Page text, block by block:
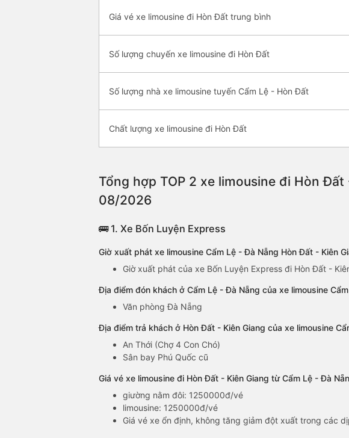
Giá vé xe limousine đi Hòn Đất trung bình
Số lượng chuyến xe limousine đi Hòn Đất
Số lượng nhà xe limousine tuyến Cẩm Lệ - Hòn Đất
Chất lượng xe limousine đi Hòn Đất
Tổng hợp TOP 2 xe limousine đi Hòn
08/2026
🚌 1. Xe Bốn Luyện Express
Giờ xuất phát xe limousine Cẩm Lệ - Đà Nẵng Hòn Đất - Kiên
Giờ xuất phát của xe Bốn Luyện Express đi Hòn Đất -
Địa điểm đón khách ở Cẩm Lệ - Đà Nẵng của xe limousine
Văn phòng Đà Nẵng
Địa điểm trả khách ở Hòn Đất - Kiên Giang của xe limousine
An Thới (Chợ 4 Con Chó)
Sân bay Phú Quốc cũ
Giá vé xe limousine đi Hòn Đất - Kiên Giang từ Cẩm Lệ - Đà
giường nằm đôi: 1250000đ/vé
limousine: 1250000đ/vé
Giá vé xe ổn định, không tăng giảm đột xuất trong các